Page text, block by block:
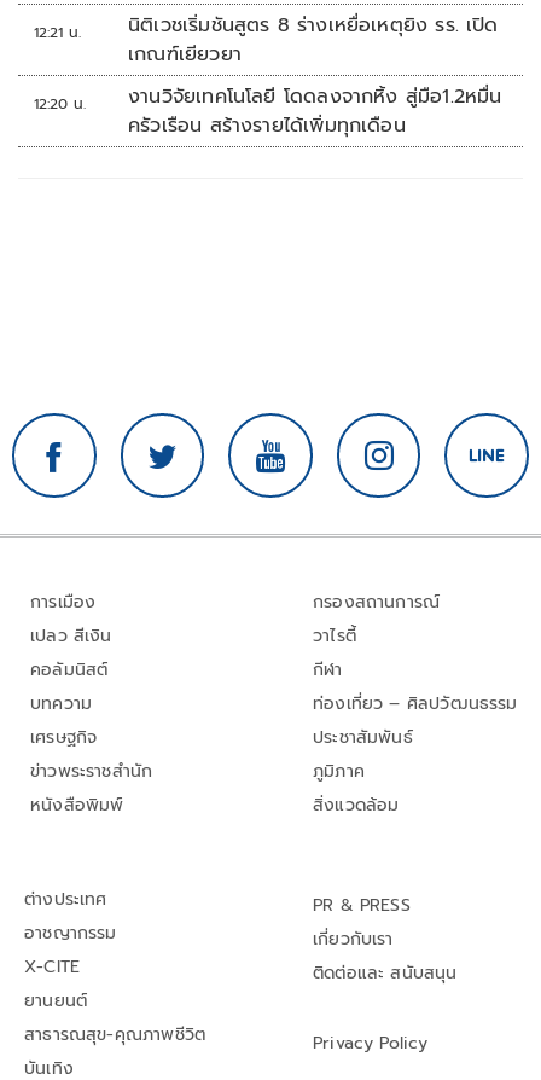
12:21 น.
นิติเวชเริ่มชันสูตร 8 ร่างเหยื่อเหตุยิง รร. เปิด
เกณฑ์เยียวยา
12:20 น.
งานวิจัยเทคโนโลยี โดดลงจากหิ้ง สู่มือ1.2หมื่น
ครัวเรือน สร้างรายได้เพิ่มทุกเดือน
การเมือง
เปลว สีเงิน
คอลัมนิสต์
บทความ
เศรษฐกิจ
ข่าวพระราชสำนัก
หนังสือพิมพ์
กรองสถานการณ์
วาไรตี้
กีฬา
ท่องเที่ยว – ศิลปวัฒนธรรม
ประชาสัมพันธ์
ภูมิภาค
สิ่งแวดล้อม
ต่างประเทศ
อาชญากรรม
X-CITE
ยานยนต์
สาธารณสุข-คุณภาพชีวิต
บันเทิง
PR & PRESS
เกี่ยวกับเรา
ติดต่อและ สนับสนุน
Privacy Policy